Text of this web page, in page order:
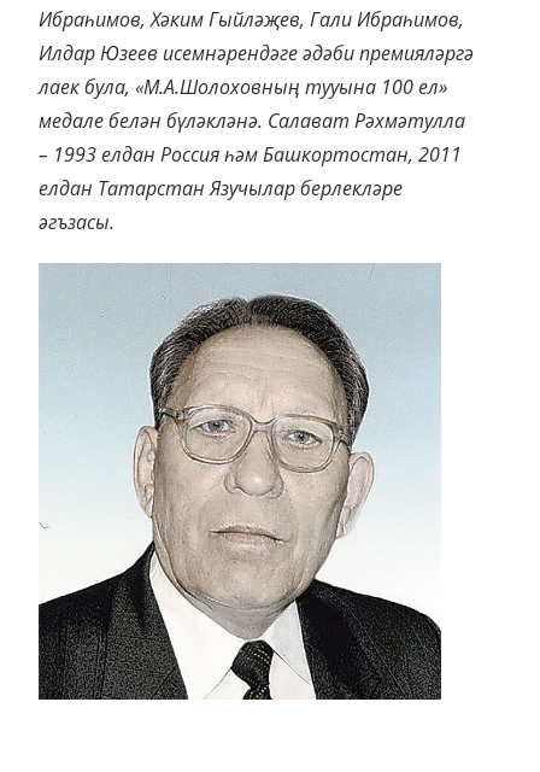
Ибраһимов, Хәким Гыйләҗев, Гали Ибраһимов,
Илдар Юзеев исемнәрендәге әдәби премияләргә
лаек була, «М.А.Шолоховның тууына 100 ел»
медале белән бүләкләнә. Салават Рәхмәтулла
– 1993 елдан Россия һәм Башкортостан, 2011
елдан Татарстан Язучылар берлекләре
әгъзасы.